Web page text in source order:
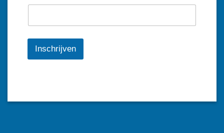
Inschrijven